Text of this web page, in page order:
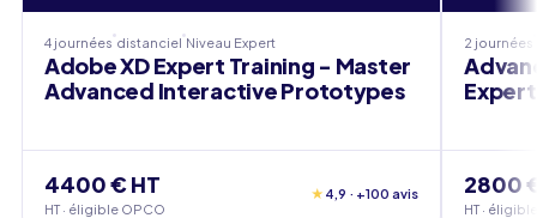
4 journées distanciel Niveau Expert
Adobe XD Expert Training - Master
Advanced Interactive Prototypes
4400 € HT
HT · éligible OPCO
★ 4,9 · +100 avis
2 journées
2800
HT ·